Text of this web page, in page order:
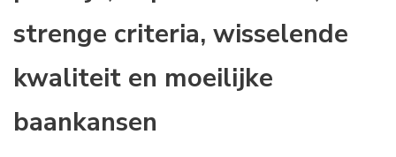
strenge criteria, wisselende
kwaliteit en moeilijke
baankansen